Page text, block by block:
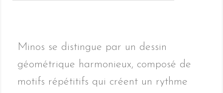
Minos se distingue par un dessin
géométrique harmonieux, composé de
motifs répétitifs qui créent un rythme